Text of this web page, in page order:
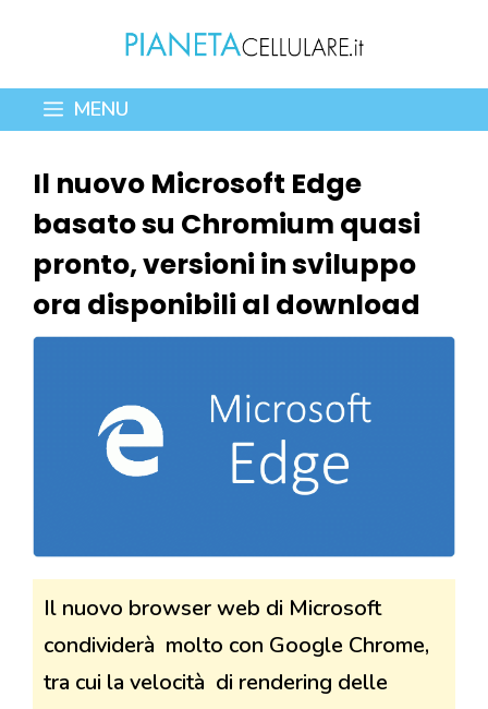
contenuto
MENU
Il nuovo Microsoft Edge
basato su Chromium quasi
pronto, versioni in sviluppo
ora disponibili al download
Il nuovo browser web di Microsoft
condividerà molto con Google Chrome,
tra cui la velocità di rendering delle